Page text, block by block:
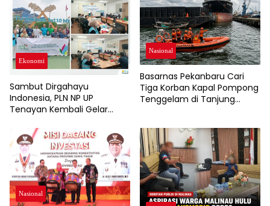
Ekonomi
Sambut Dirgahayu
Indonesia, PLN NP UP
Tenayan Kembali Gelar
Pertumbuhan Ekonomi dan
Ketahanan Pangan Warga
Nasional
Basarnas Pekanbaru Cari
Tiga Korban Kapal Pompong
Tenggelam di Tanjung
Nasional